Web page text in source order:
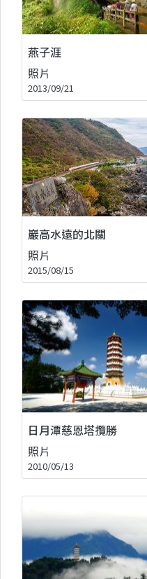
燕子涯
照片
2013/09/21
巖高水遠的北關
照片
2015/08/15
日月潭慈恩塔攬勝
照片
2010/05/13